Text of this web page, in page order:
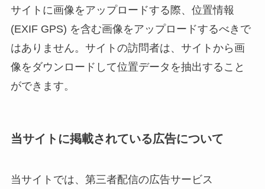
サイトに画像をアップロードする際、位置情報
(EXIF GPS) を含む画像をアップロードするべきで
はありません。サイトの訪問者は、サイトから画
像をダウンロードして位置データを抽出すること
ができます。
当サイトに掲載されている広告について
当サイトでは、第三者配信の広告サービス